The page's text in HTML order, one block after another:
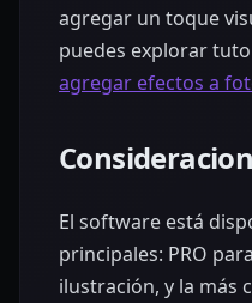
agregar un toque
puedes explorar
agregar efectos a
El software está
principales: PRO
ilustración, y la más